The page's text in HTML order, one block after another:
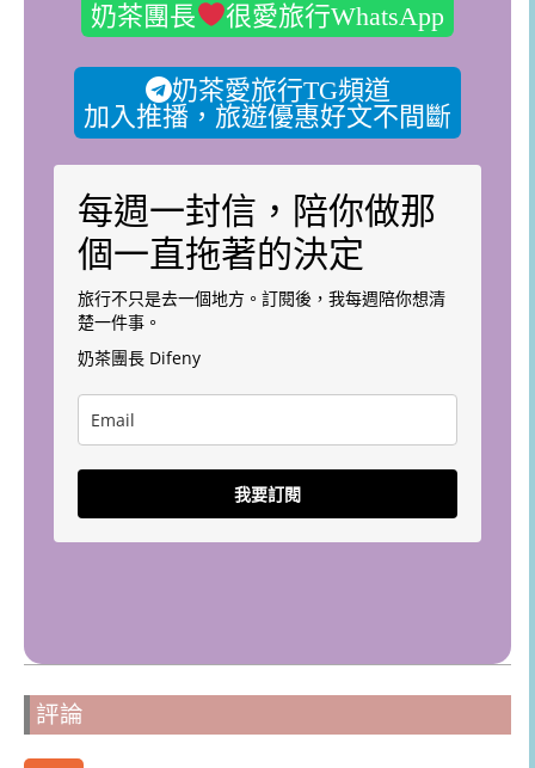
奶茶團長 很愛旅行WhatsApp
奶茶愛旅行TG頻道
加入推播，旅遊優惠好文不間斷
每週一封信，陪你做那
個一直拖著的決定
旅行不只是去一個地方。訂閱後，我每週陪你想清
楚一件事。
奶茶團長 Difeny
我要訂閱
評論